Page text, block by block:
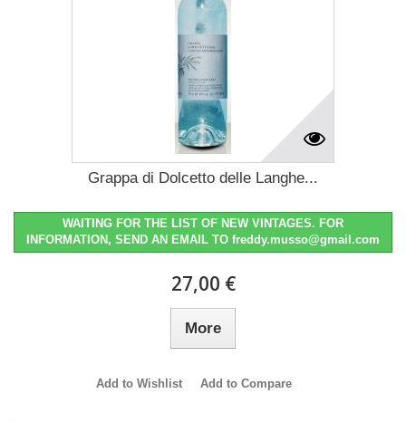
Grappa di Dolcetto delle Langhe...
WAITING FOR THE LIST OF NEW VINTAGES. FOR
INFORMATION, SEND AN EMAIL TO freddy.musso@gmail.com
27,00 €
More
Add to Wishlist Add to Compare